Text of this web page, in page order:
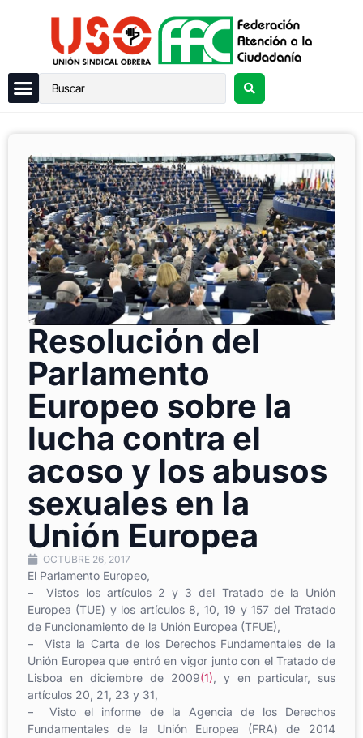
Resolución del
Parlamento
Europeo sobre la
lucha contra el
acoso y los abusos
sexuales en la
Unión Europea
OCTUBRE 26, 2017
El Parlamento Europeo,
– Vistos los artículos 2 y 3 del Tratado de la Unión
Europea (TUE) y los artículos 8, 10, 19 y 157 del Tratado
de Funcionamiento de la Unión Europea (TFUE),
– Vista la Carta de los Derechos Fundamentales de la
Unión Europea que entró en vigor junto con el Tratado de
Lisboa en diciembre de 2009(1), y en particular, sus
artículos 20, 21, 23 y 31,
– Visto el informe de la Agencia de los Derechos
Fundamentales de la Unión Europea (FRA) de 2014